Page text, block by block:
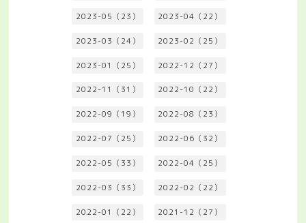
2023-05（23） 2023-04（22）
2023-03（24） 2023-02（25）
2023-01（25） 2022-12（27）
2022-11（31） 2022-10（22）
2022-09（19） 2022-08（23）
2022-07（25） 2022-06（32）
2022-05（33） 2022-04（25）
2022-03（33） 2022-02（22）
2022-01（22） 2021-12（27）